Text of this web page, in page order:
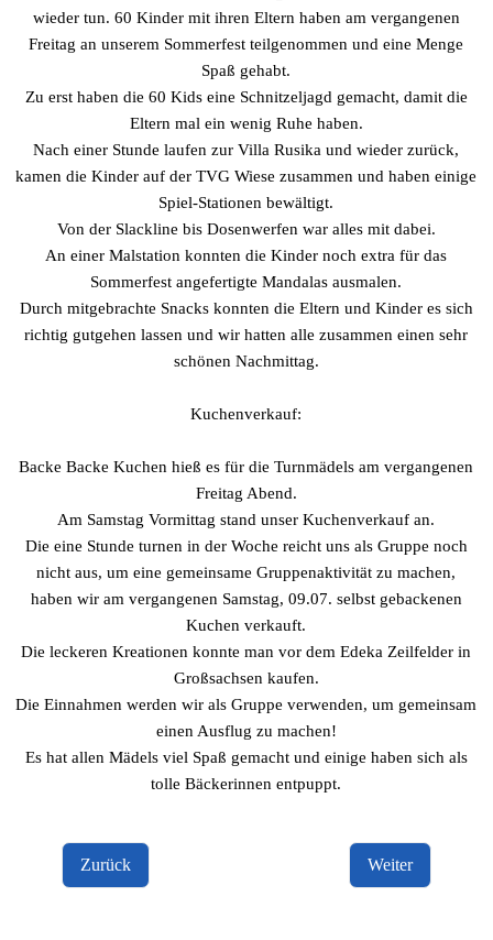
wieder tun. 60 Kinder mit ihren Eltern haben am vergangenen
Freitag an unserem Sommerfest teilgenommen und eine Menge
Spaß gehabt.
Zu erst haben die 60 Kids eine Schnitzeljagd gemacht, damit die
Eltern mal ein wenig Ruhe haben.
Nach einer Stunde laufen zur Villa Rusika und wieder zurück,
kamen die Kinder auf der TVG Wiese zusammen und haben einige
Spiel-Stationen bewältigt.
Von der Slackline bis Dosenwerfen war alles mit dabei.
An einer Malstation konnten die Kinder noch extra für das
Sommerfest angefertigte Mandalas ausmalen.
Durch mitgebrachte Snacks konnten die Eltern und Kinder es sich
richtig gutgehen lassen und wir hatten alle zusammen einen sehr
schönen Nachmittag.
Kuchenverkauf:
Backe Backe Kuchen hieß es für die Turnmädels am vergangenen
Freitag Abend.
Am Samstag Vormittag stand unser Kuchenverkauf an.
Die eine Stunde turnen in der Woche reicht uns als Gruppe noch
nicht aus, um eine gemeinsame Gruppenaktivität zu machen,
haben wir am vergangenen Samstag, 09.07. selbst gebackenen
Kuchen verkauft.
Die leckeren Kreationen konnte man vor dem Edeka Zeilfelder in
Großsachsen kaufen.
Die Einnahmen werden wir als Gruppe verwenden, um gemeinsam
einen Ausflug zu machen!
Es hat allen Mädels viel Spaß gemacht und einige haben sich als
tolle Bäckerinnen entpuppt.
Zurück Weiter